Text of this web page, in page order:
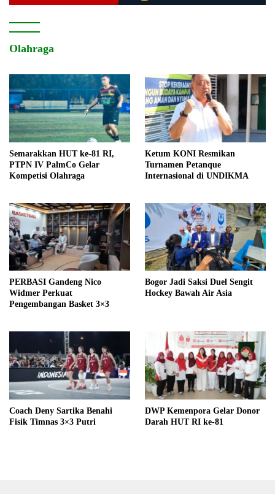
Olahraga
Semarakkan HUT ke-81 RI,
PTPN IV PalmCo Gelar
Kompetisi Olahraga
Ketum KONI Resmikan
Turnamen Petanque
Internasional di UNDIKMA
PERBASI Gandeng Nico
Widmer Perkuat
Pengembangan Basket 3×3
Bogor Jadi Saksi Duel Sengit
Hockey Bawah Air Asia
Coach Deny Sartika Benahi
Fisik Timnas 3×3 Putri
DWP Kemenpora Gelar Donor
Darah HUT RI ke-81